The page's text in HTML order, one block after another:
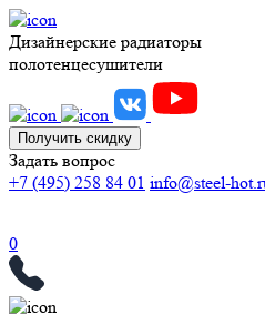
Дизайнерские радиаторы
полотенцесушители
Получить скидку
Задать вопрос
+7 (495) 258 84 01 info@steel-
0